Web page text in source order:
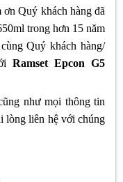
ơn Quý khách hàng đã
trong hơn 15 năm
Quý khách hàng/
Ramset Epcon G5
như mọi thông tin
lòng liên hệ với chúng